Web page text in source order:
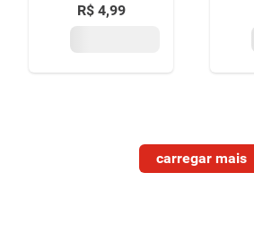
R$ 4,99